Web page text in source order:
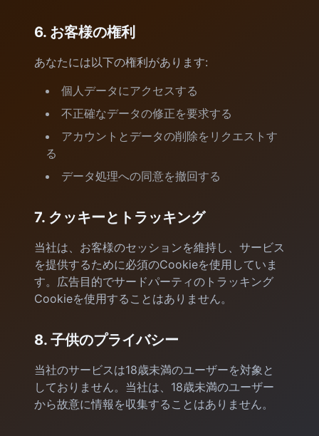
6. お客様の権利
あなたには以下の権利があります:
個人データにアクセスする
不正確なデータの修正を要求する
アカウントとデータの削除をリクエストす
る
データ処理への同意を撤回する
7. クッキーとトラッキング
当社は、お客様のセッションを維持し、サービス
を提供するために必須のCookieを使用していま
す。広告目的でサードパーティのトラッキング
Cookieを使用することはありません。
8. 子供のプライバシー
当社のサービスは18歳未満のユーザーを対象と
しておりません。当社は、18歳未満のユーザー
から故意に情報を収集することはありません。